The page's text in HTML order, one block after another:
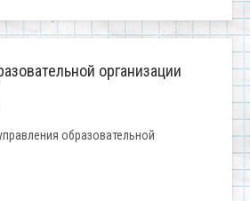
организации
образовательной